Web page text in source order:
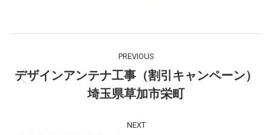
navigation
PREVIOUS
Previous
post:
デザインアンテナ工事（割引キャンペーン）
埼玉県草加市栄町
NEXT